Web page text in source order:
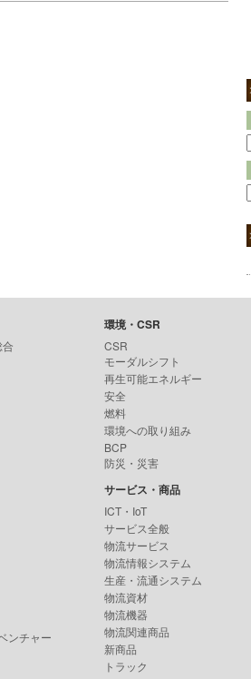
ンチャー
環境・CSR
CSR
モーダルシフト
再生可能エネルギー
安全
燃料
環境への取り組み
BCP
防災・災害
サービス・商品
ICT・IoT
サービス全般
物流サービス
物流情報システム
生産・流通システム
物流資材
物流機器
物流関連商品
新商品
トラック